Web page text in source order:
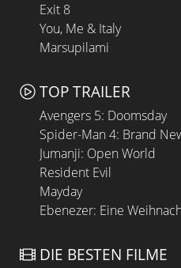
Exit 8
You, Me & Italy
Marsupilami
TOP TRAILER
Avengers 5: Doomsday
Spider-Man 4: Brand
Jumanji: Open World
Resident Evil
Mayday
Ebenezer: Eine
DIE BESTEN FILME